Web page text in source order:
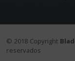
© 2018 Copyright
reservados